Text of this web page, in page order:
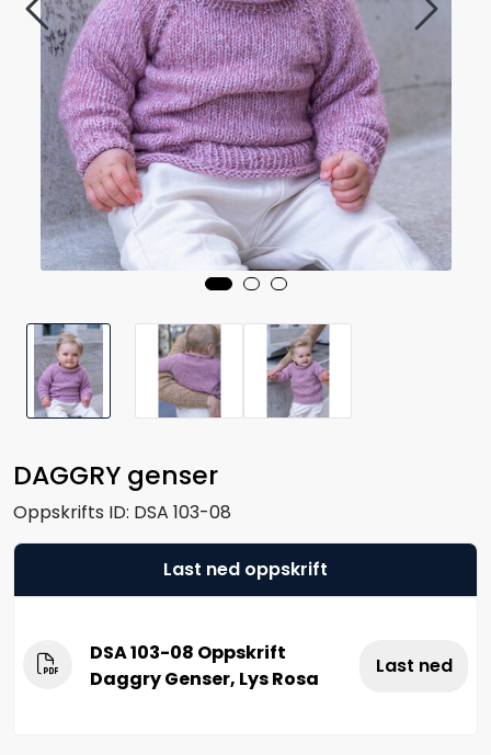
DAGGRY genser
Oppskrifts ID: DSA 103-08
Last ned oppskrift
DSA 103-08 Oppskrift
Daggry Genser, Lys Rosa
Last ned